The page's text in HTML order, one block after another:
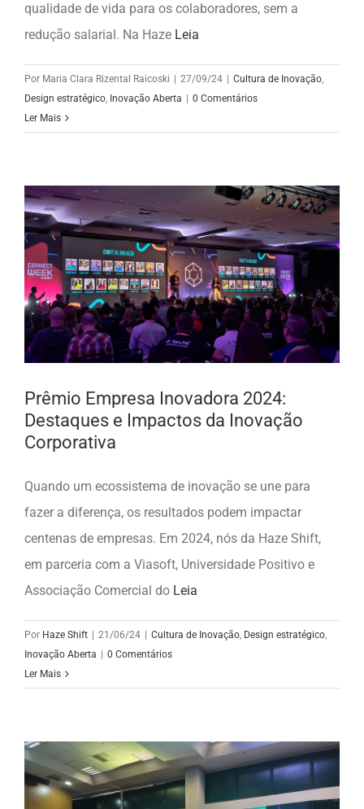
qualidade de vida para os colaboradores, sem a
redução salarial. Na Haze Leia
Por Maria Clara Rizental Raicoski 27/09/24 Cultura de Inovação,
Design estratégico, Inovação Aberta
0 Comentários
Ler Mais
Prêmio Empresa Inovadora 2024:
Destaques e Impactos da Inovação
Corporativa
Quando um ecossistema de inovação se une para
fazer a diferença, os resultados podem impactar
centenas de empresas. Em 2024, nós da Haze Shift,
em parceria com a Viasoft, Universidade Positivo e
Associação Comercial do Leia
Por Haze Shift 21/06/24 Cultura de Inovação, Design estratégico,
Inovação Aberta
0 Comentários
Ler Mais